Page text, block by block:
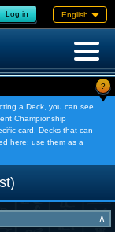
Log in English
?
a Deck, you can see
Championship
card. Decks that can
here; use them as a
∧